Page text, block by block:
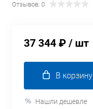
Отзывов: 0
37 344 ₽ / шт
В корзину
Нашли дешевле